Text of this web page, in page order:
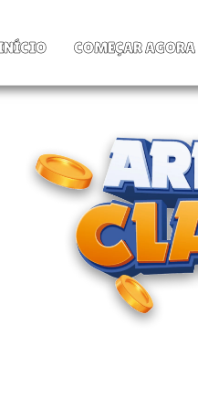
COMEÇAR AGORA